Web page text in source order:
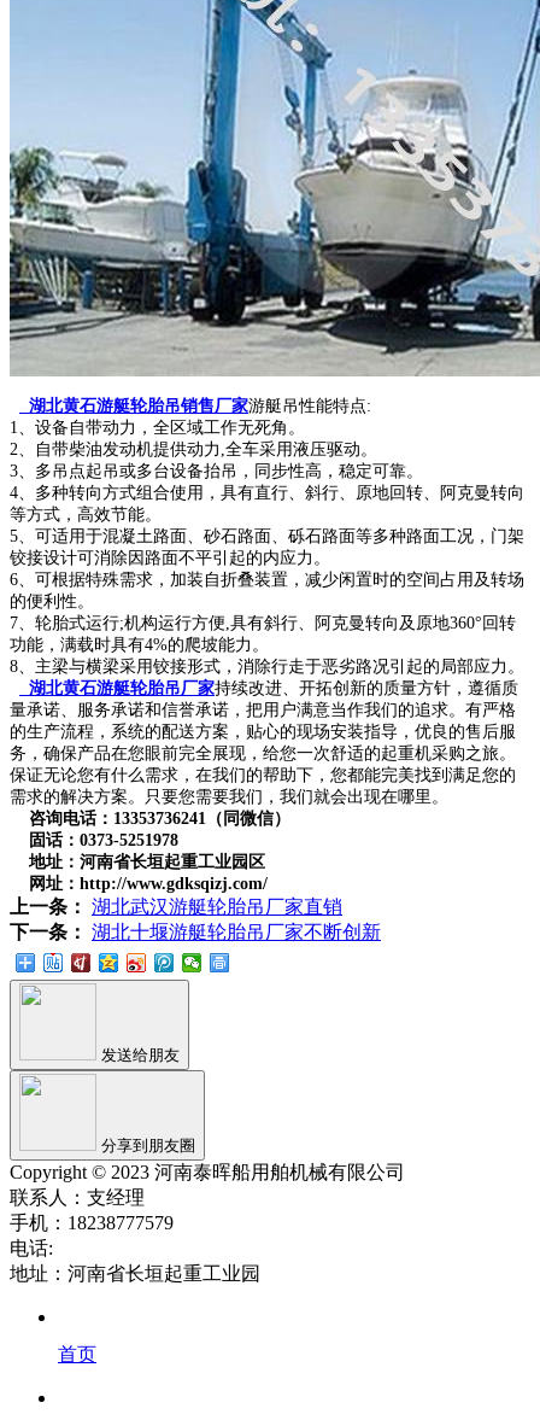
湖北黄石游艇轮胎吊销售厂家游艇吊性能特点:
1、设备自带动力，全区域工作无死角。
2、自带柴油发动机提供动力,全车采用液压驱动。
3、多吊点起吊或多台设备抬吊，同步性高，稳定可靠。
4、多种转向方式组合使用，具有直行、斜行、原地回转、阿克曼转向
等方式，高效节能。
5、可适用于混凝土路面、砂石路面、砾石路面等多种路面工况，门架
铰接设计可消除因路面不平引起的内应力。
6、可根据特殊需求，加装自折叠装置，减少闲置时的空间占用及转场
的便利性。
7、轮胎式运行;机构运行方便,具有斜行、阿克曼转向及原地360°回转
功能，满载时具有4%的爬坡能力。
8、主梁与横梁采用铰接形式，消除行走于恶劣路况引起的局部应力。
湖北黄石游艇轮胎吊厂家持续改进、开拓创新的质量方针，遵循质
量承诺、服务承诺和信誉承诺，把用户满意当作我们的追求。有严格
的生产流程，系统的配送方案，贴心的现场安装指导，优良的售后服
务，确保产品在您眼前完全展现，给您一次舒适的起重机采购之旅。
保证无论您有什么需求，在我们的帮助下，您都能完美找到满足您的
需求的解决方案。只要您需要我们，我们就会出现在哪里。
咨询电话：13353736241（同微信）
固话：0373-5251978
地址：河南省长垣起重工业园区
网址：http://www.gdksqizj.com/
上一条： 湖北武汉游艇轮胎吊厂家直销
下一条： 湖北十堰游艇轮胎吊厂家不断创新
发送给朋友
分享到朋友圈
Copyright © 2023 河南泰晖船用舶机械有限公司
联系人：支经理
手机：18238777579
电话:
地址：河南省长垣起重工业园
首页